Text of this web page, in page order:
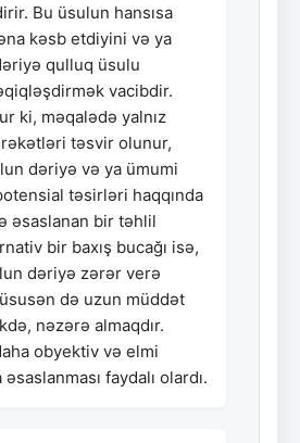
Bu üsulun hansısa
kəsb etdiyini və ya
qulluq üsulu
vacibdir.
ki, məqalədə yalnız
təsvir olunur,
dəriyə və ya ümumi
təsirləri haqqında
əsaslanan bir təhlil
bir baxış bucağı isə,
dəriyə zərər verə
də uzun müddət
nəzərə almaqdır.
obyektiv və elmi
faydalı olardı.